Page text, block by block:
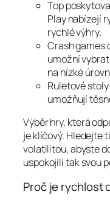
Top
Play nabízejí
rychlé výhry.
Crash games
umožní
na nízké
Ruletové
umožňují
Výběr hry, která
je klíčový. Hledejte
volatilitou, abyste
uspokojili tak svou
Proč je rychlost